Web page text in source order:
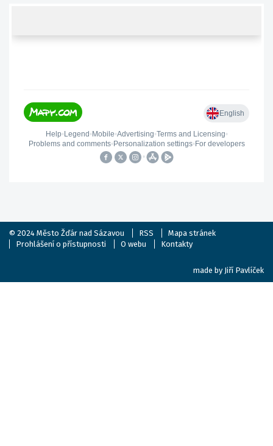
© 2024 Město Žďár nad Sázavou RSS
Mapa stránek
Prohlášení o přístupnosti
O webu Kontakty
made by Jiří Pavlíček